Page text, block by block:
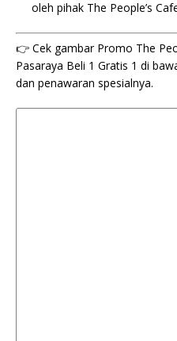
oleh pihak The People’s
👉 Cek gambar Promo The
Pasaraya Beli 1 Gratis 1 di
dan penawaran spesialnya.